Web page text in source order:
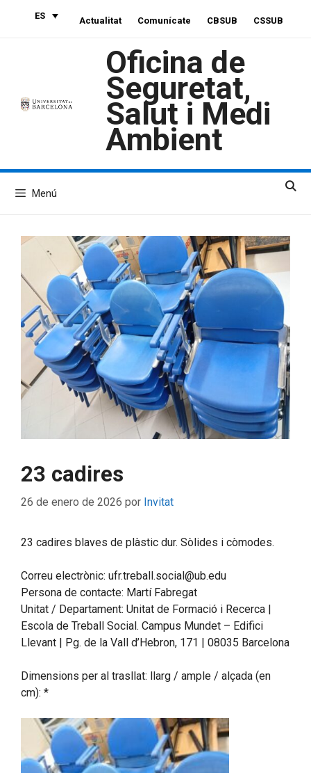
ES Actualitat Comunícate CBSUB CSSUB
Oficina de
Seguretat,
Salut i Medi
Ambient
Menú
23 cadires
26 de enero de 2026 por Invitat
23 cadires blaves de plàstic dur. Sòlides i còmodes.
Correu electrònic: ufr.treball.social@ub.edu
Persona de contacte: Martí Fabregat
Unitat / Departament: Unitat de Formació i Recerca |
Escola de Treball Social. Campus Mundet – Edifici
Llevant | Pg. de la Vall d’Hebron, 171 | 08035 Barcelona
Dimensions per al trasllat: llarg / ample / alçada (en
cm): *